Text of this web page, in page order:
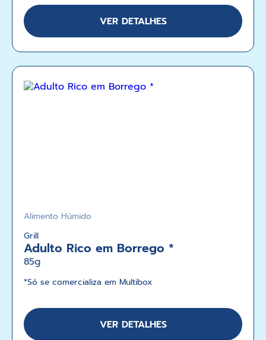
VER DETALHES
Alimento Húmido
Grill
Adulto Rico em Borrego *
85g
*Só se comercializa em Multibox
VER DETALHES